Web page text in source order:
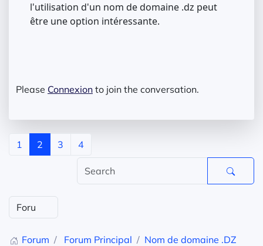
l'utilisation d'un nom de domaine .dz peut
être une option intéressante.
Please Connexion to join the conversation.
1 2 3 4
Forum Forum Principal
Nom de domaine .DZ